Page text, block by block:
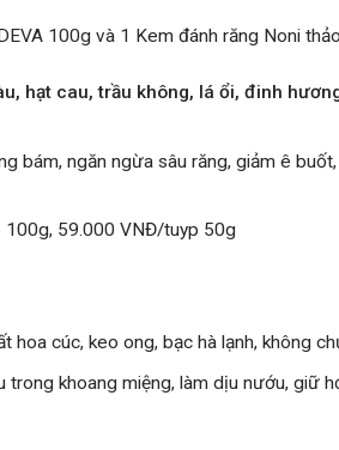
100g và 1 Kem đánh răng Noni
hạt cau, trầu không, lá ổi, đinh
bám, ngăn ngừa sâu răng, giảm ê
100g, 59.000 VNĐ/tuyp 50g
hoa cúc, keo ong, bạc hà lạnh, không
trong khoang miệng, làm dịu nướu, giữ